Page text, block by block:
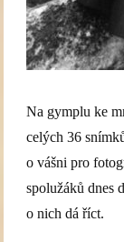
Na gymplu ke
celých 36
o vášni pro
spolužáků dnes
o nich dá říct.